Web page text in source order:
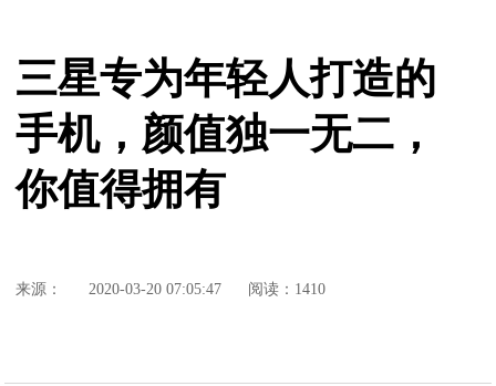
三星专为年轻人打造的
手机，颜值独一无二，
你值得拥有
来源： 2020-03-20 07:05:47 阅读：1410